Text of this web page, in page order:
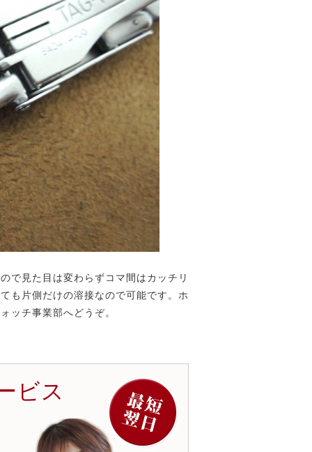
で見た目は変わらずコマ間はカッチリ
も片側だけの溶接なので可能です。ホ
ッチ事業部へどうぞ。
ビス